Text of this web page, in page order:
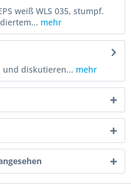
weiß WLS 035, stumpf.
mehr
und diskutieren... mehr